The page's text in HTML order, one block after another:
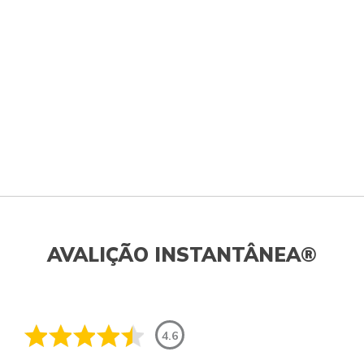
AVALIÇÃO INSTANTÂNEA®
4.6